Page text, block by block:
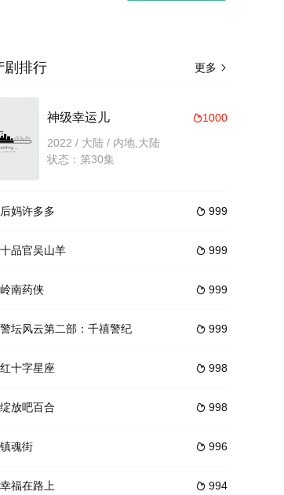
着这么一家有趣的人，老爸牛
关代理关长关汉生（李幼斌饰）与魏庭坚、舒岚（史兰芽饰
更多 
剧排行
1000
神级幸运儿
2022 / 大陆 / 内地,大陆
状态：第30集
 999
后妈许多多
 999
十品官吴山羊
 999
岭南药侠
 999
警坛风云第二部：千禧警纪
 998
红十字星座
 998
绽放吧百合
 996
镇魂街
 994
幸福在路上